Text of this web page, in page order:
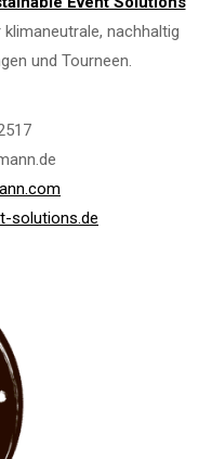
nachhaltig
und Tourneen.
solutions.de